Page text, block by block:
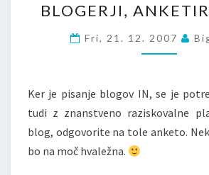
SE
BLOGERJI,
Fri, 21. 12. 2007
Ker je pisanje blogov IN, se je
tudi z znanstveno raziskovalne
blog, odgovorite na tole anketo.
bo na moč hvaležna.